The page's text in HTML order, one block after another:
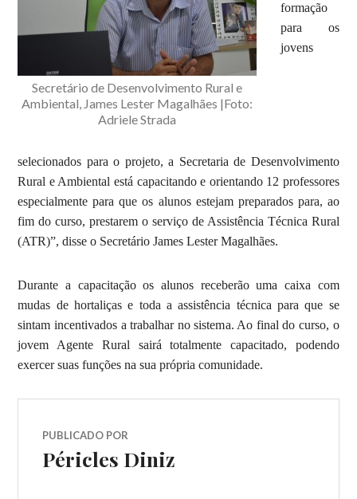
Secretário de Desenvolvimento Rural e
Ambiental, James Lester Magalhães |Foto:
Adriele Strada
formação
para os
jovens
selecionados para o projeto, a Secretaria de Desenvolvimento
Rural e Ambiental está capacitando e orientando 12 professores
especialmente para que os alunos estejam preparados para, ao
fim do curso, prestarem o serviço de Assistência Técnica Rural
(ATR)”, disse o Secretário James Lester Magalhães.
Durante a capacitação os alunos receberão uma caixa com
mudas de hortaliças e toda a assistência técnica para que se
sintam incentivados a trabalhar no sistema. Ao final do curso, o
jovem Agente Rural sairá totalmente capacitado, podendo
exercer suas funções na sua própria comunidade.
PUBLICADO POR
Péricles Diniz